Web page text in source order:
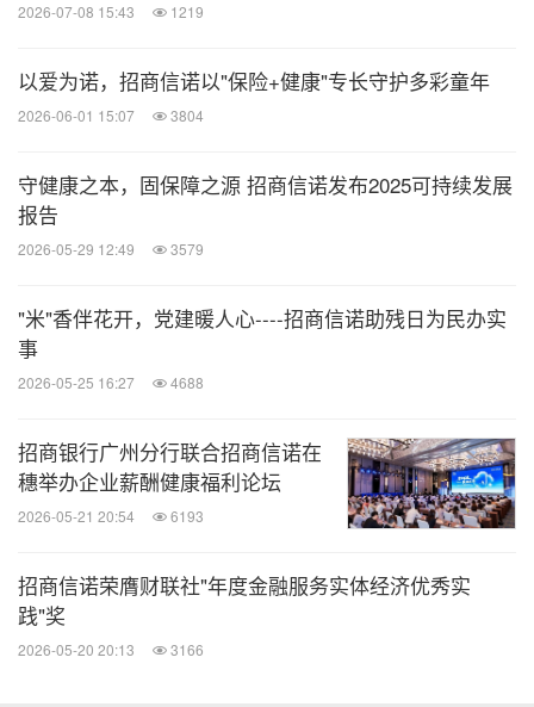
2026-07-08 15:43 1219
以爱为诺，招商信诺以"保险+健康"专长守护多彩童年
2026-06-01 15:07 3804
守健康之本，固保障之源 招商信诺发布2025可持续发展
报告
2026-05-29 12:49 3579
"米"香伴花开，党建暖人心----招商信诺助残日为民办实
事
2026-05-25 16:27 4688
招商银行广州分行联合招商信诺在
穗举办企业薪酬健康福利论坛
2026-05-21 20:54 6193
招商信诺荣膺财联社"年度金融服务实体经济优秀实
践"奖
2026-05-20 20:13 3166